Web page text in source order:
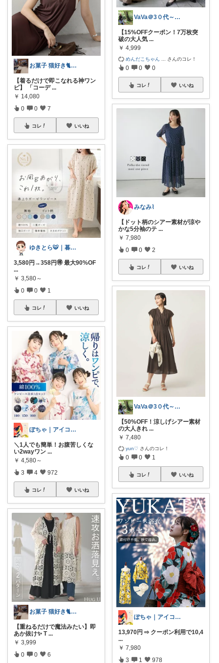
お菓子 猫好き🐈 ポラピスroom
【着るだけで即こなれる神ワン
ピ】 「コーデ ...
￥ 14,080
0 0 7
コレ いいね
ゆきとら🐯｜暮らしをラクにしたいパパ
3,580円→358円🉐 最大90%OF
...
￥ 3,580～
0 0 1
コレ いいね
ぽちゃ｜アイコン変えました
＼1人でも簡単！お腹苦しくな
い2wayワン ...
￥ 4,580～
3 4 972
コレ いいね
お菓子 猫好き🐈 ポラピスroom
【重ねるだけで魔法みたい】即
あか抜け✨ T ...
￥ 3,999
0 0 6
VaVa＠3０代～初めての都内暮らし
【15%OFFクーポン！7万枚突
破の大人気 ...
￥ 4,999
めんだこちゃん さんのコレ！
0 0 0
コレ いいね
みなみ⌇
【ドット柄のシアー素材が涼や
かな5分袖のテ ...
￥ 7,980
0 0 2
コレ いいね
VaVa＠3０代～初めての都内暮らし
【50%OFF！涼しげシアー素材
の大人きれ ...
￥ 7,480
yun♡ さんのコレ！
0 0 1
コレ いいね
ぽちゃ｜アイコン変えました
13,970円 ⇨ クーポン利用で10,4
...
￥ 7,980
3 1 978